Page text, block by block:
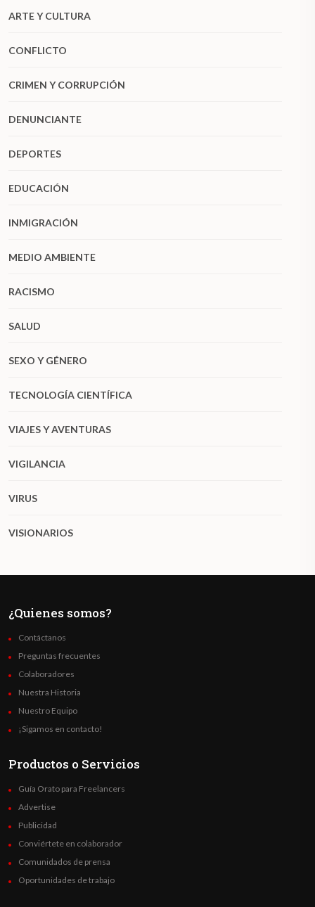
ARTE Y CULTURA
CONFLICTO
CRIMEN Y CORRUPCIÓN
DENUNCIANTE
DEPORTES
EDUCACIÓN
INMIGRACIÓN
MEDIO AMBIENTE
RACISMO
SALUD
SEXO Y GÉNERO
TECNOLOGÍA CIENTÍFICA
VIAJES Y AVENTURAS
VIGILANCIA
VIRUS
VISIONARIOS
¿Quienes somos?
Contáctanos
Preguntas frecuentes
Colaboradores
Nuestra Historia
Nuestro Equipo
¡Sigamos en contacto!
Productos o Servicios
Guía Orato para Freelancers
Advertise
Publicidad
Conviértete en colaborador
Comunidados de prensa
Oportunidades de trabajo